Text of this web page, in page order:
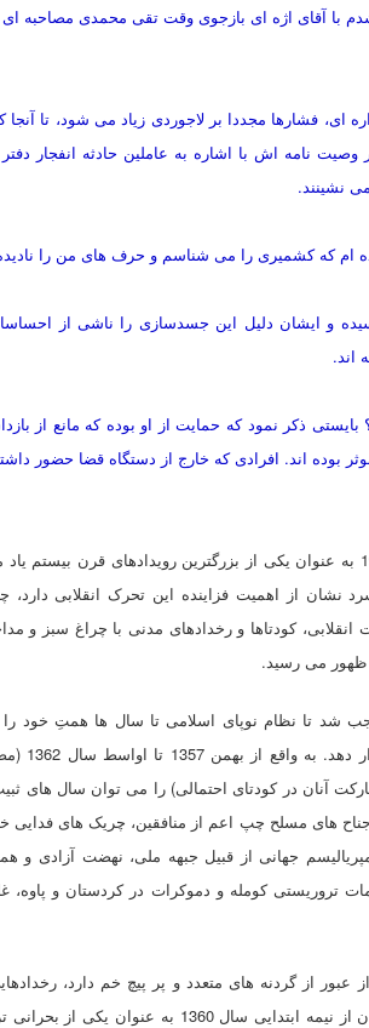
ای، فشارها مجددا بر لاجوردی زیاد می شود، تا
وصیت نامه اش با اشاره به عاملین حادثه انفجار
نشینند.
ام که کشمیری را می شناسم و حرف های من را نادیده
و ایشان دلیل این جسدسازی را ناشی از
اند.
ذکر نمود که حمایت از او بوده که مانع از
بوده اند. افرادی که خارج از دستگاه قضا حضور
از وقوع انقلاب اسلامی در ایران در سال 1979 به عنوان یکی از بزرگترین
کودتاها و رخدادهای مدنی با چراغ سبز و
ظهور می رسید.
شد تا نظام نوپای اسلامی تا سال ها همتِ خود را
مقابله
آنان در کودتای احتمالی) را می توان سال های
های مسلح چپ اعم از منافقین، چریک های فدایی
جهانی از قبیل جبهه ملی، نهضت آزادی و
تروریستی کومله و دموکرات در کردستان و پاوه،
حکایت از عبور از گردنه های متعدد و پر پیچ خم
اهمیت بسزایی برخوردار بوده اند. در این میان از